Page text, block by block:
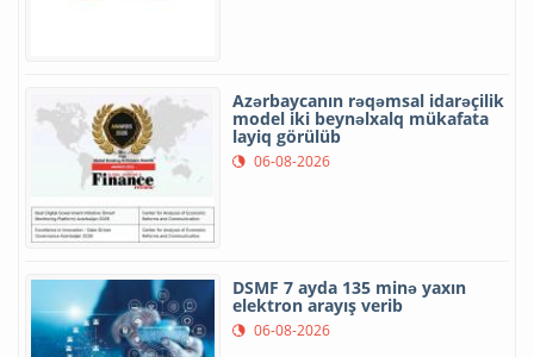
Azərbaycanın rəqəmsal idarəçilik
model iki beynəlxalq mükafata
layiq görülüb
06-08-2026
DSMF 7 ayda 135 minə yaxın
elektron arayış verib
06-08-2026